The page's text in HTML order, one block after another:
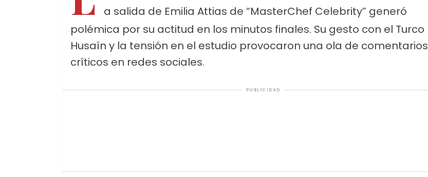
a salida de Emilia Attias de “MasterChef Celebrity” generó
polémica por su actitud en los minutos finales. Su gesto con el Turco
Husaín y la tensión en el estudio provocaron una ola de comentarios
críticos en redes sociales.
PUBLICIDAD